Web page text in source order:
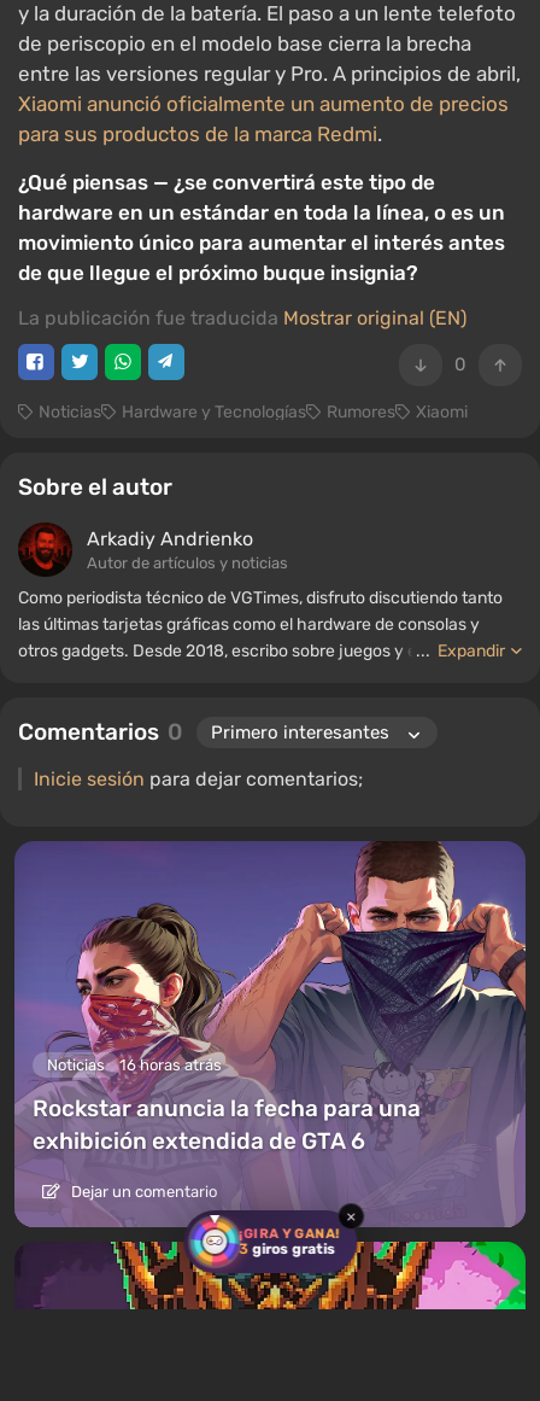
¡GIRA Y GANA!
3 giros gratis
×
y la duración de la batería. El paso a un lente telefoto
de periscopio en el modelo base cierra la brecha
entre las versiones regular y Pro. A principios de abril,
Xiaomi anunció oficialmente un aumento de precios
para sus productos de la marca Redmi.
¿Qué piensas — ¿se convertirá este tipo de
hardware en un estándar en toda la línea, o es un
movimiento único para aumentar el interés antes
de que llegue el próximo buque insignia?
La publicación fue traducida Mostrar original (EN)
0
Noticias Hardware y Tecnologías Rumores Xiaomi
Sobre el autor
Arkadiy Andrienko
Autor de artículos y noticias
Como periodista técnico de VGTimes, disfruto discutiendo tanto
las últimas tarjetas gráficas como el hardware de consolas y
otros gadgets. Desde 2018, escribo sobre juegos y equipos; mi
audio, y mi amor por la electrónica me ha llevado a estudiar el
nuevo e interesante en el ámbito del hardware para juegos.
... Expandir
Comentarios 0
Inicie sesión para dejar comentarios;
Noticias 16 horas atrás
Rockstar anuncia la fecha para una
exhibición extendida de GTA 6
Dejar un comentario